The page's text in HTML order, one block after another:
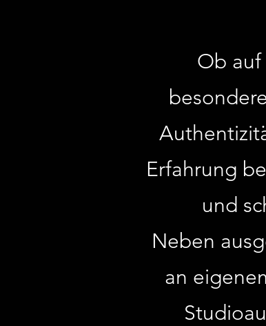
Ob
Erfahrung
und
Neben
an